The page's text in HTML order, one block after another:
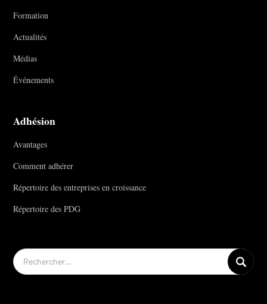
Formation
Actualités
Médias
Événements
Adhésion
Avantages
Comment adhérer
Répertoire des entreprises en croissance
Répertoire des PDG